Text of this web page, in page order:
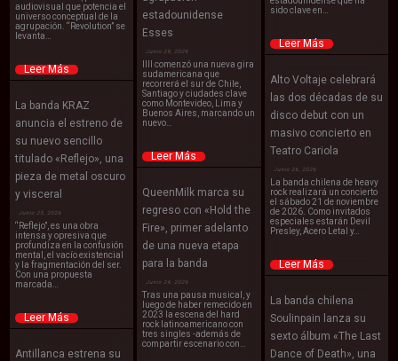
sido clave en…
Leer Más
audiovisual que potencia el
universo conceptual de la
agrupación. “Revolution” se
levanta…
Leer Más
estadounidense
Esses
Junio 29, 2026
IIII comenzó una nueva gira
sudamericana que
recorrerá el sur de Chile,
Santiago y ciudades clave
como Montevideo, Lima y
Buenos Aires, marcando un
nuevo…
Leer Más
Alto Voltaje celebrará
las dos décadas de su
disco debut con un
masivo concierto en
Teatro Cariola
Junio 26, 2026
La banda chilena de heavy
rock realizará un concierto
el sábado 21 de noviembre
de 2026. Como invitados
especiales estarán Devil
Presley, Acero Letal y…
Leer Más
La banda KRAZ
anuncia el estreno de
su nuevo sencillo
titulado «Reflejo», una
pieza de metal oscuro
y visceral
Junio 25, 2026
“Reflejo”, es una obra
intensa y opresiva que
profundiza en la confusión
mental, el vacío existencial
y la fragmentación del ser.
Con una propuesta
marcada…
Leer Más
QueenMilk marca su
regreso con «Hold the
Fire», primer adelanto
de una nueva etapa
para la banda
Junio 24, 2026
Tras una pausa musical, y
luego de haber remecido en
2023 la escena del hard
rock latinoamericano con
tres singles -además de
compartir escenario con…
La banda chilena
Soulinpain lanza su
sexto álbum «The Last
Dance of Death», una
Antillanca estrena su